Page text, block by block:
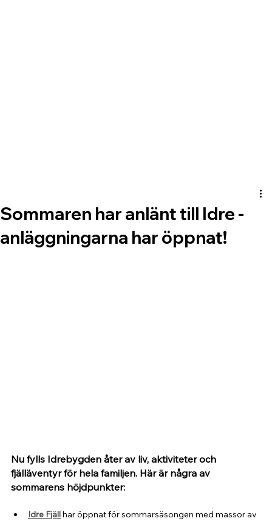
Sommaren har anlänt till Idre -
anläggningarna har öppnat!
Nu fylls Idrebygden åter av liv, aktiviteter och
fjälläventyr för hela familjen. Här är några av
sommarens höjdpunkter:
Idre Fjäll har öppnat för sommarsäsongen med massor av